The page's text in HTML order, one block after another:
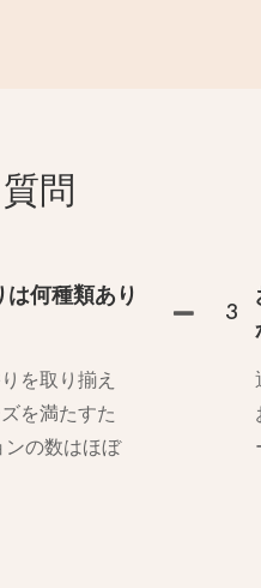
問
何種類あり
を取り揃え
を満たすた
の数はほぼ
3